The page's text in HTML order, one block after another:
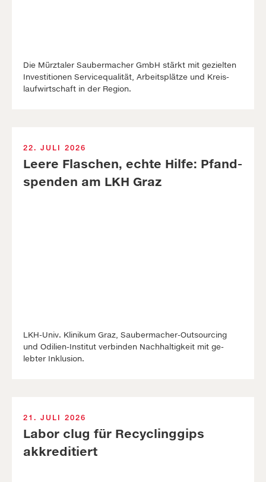
Die Mürztaler Sauber­macher GmbH stärkt mit ge­zielten
In­vest­itionen Service­qualität, Arbeits­plätze und Kreis­
lauf­wirt­schaft in der Re­gion.
22. JULI 2026
Leere Fla­sch­en, echte Hil­fe: Pfand­
spen­den am LKH Graz
LKH-Univ. Kli­ni­kum Graz, Sauber­macher-Out­sour­cing
und Odilien-In­stitut ver­binden Nach­haltig­keit mit ge­
lebter In­klus­ion.
21. JULI 2026
Labor clug für Recyclinggips
akkreditiert